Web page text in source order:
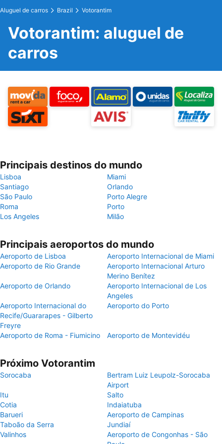
Aluguel de carros Brazil Votorantim
Votorantim: aluguel de
carros
Principais destinos do mundo
Lisboa
Miami
Santiago
Orlando
São Paulo
Porto Alegre
Roma
Porto
Los Angeles
Milão
Principais aeroportos do mundo
Aeroporto de Lisboa
Aeroporto Internacional de Miami
Aeroporto de Rio Grande
Aeroporto Internacional Arturo
Merino Benítez
Aeroporto de Orlando
Aeroporto Internacional de Los
Angeles
Aeroporto Internacional do
Recife/Guararapes - Gilberto
Freyre
Aeroporto do Porto
Aeroporto de Roma - Fiumicino Aeroporto de Montevidéu
Próximo Votorantim
Sorocaba
Bertram Luiz Leupolz-Sorocaba
Airport
Itu
Salto
Cotia
Indaiatuba
Barueri
Aeroporto de Campinas
Taboão da Serra
Jundiaí
Valinhos
Aeroporto de Congonhas - São